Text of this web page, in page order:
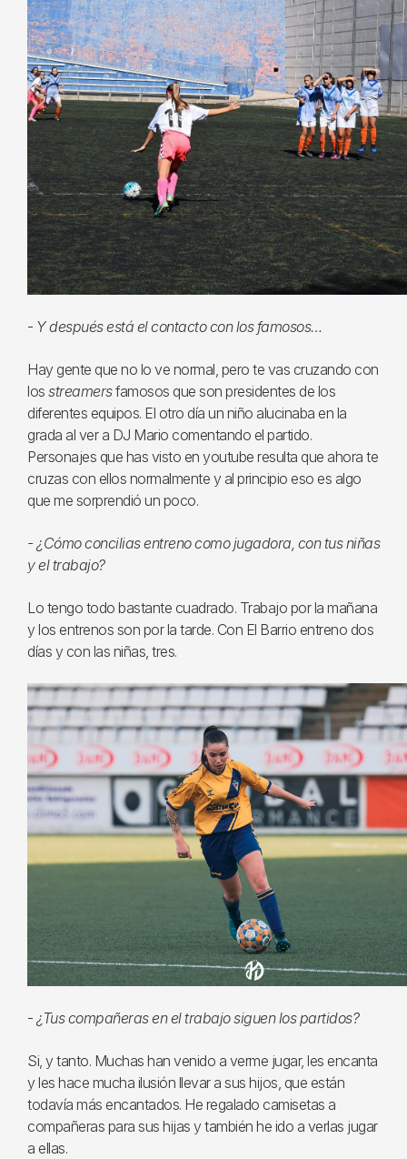
- Y después está el contacto con los famosos…
Hay gente que no lo ve normal, pero te vas cruzando con
los streamersfamosos que son presidentes de los
diferentes equipos. El otro día un niño alucinaba en la
grada al ver a DJ Mario comentando el partido.
Personajes que has visto en youtube resulta que ahora te
cruzas con ellos normalmente y al principio eso es algo
que me sorprendió un poco.
- ¿Cómo concilias entreno como jugadora, con tus niñas
y el trabajo?
Lo tengo todo bastante cuadrado. Trabajo por la mañana
y los entrenos son por la tarde. Con El Barrio entreno dos
días y con las niñas, tres.
- ¿Tus compañeras en el trabajo siguen los partidos?
Si, y tanto. Muchas han venido a verme jugar, les encanta
y les hace mucha ilusión llevar a sus hijos, que están
todavía más encantados. He regalado camisetas a
compañeras para sus hijas y también he ido a verlas jugar
a ellas.